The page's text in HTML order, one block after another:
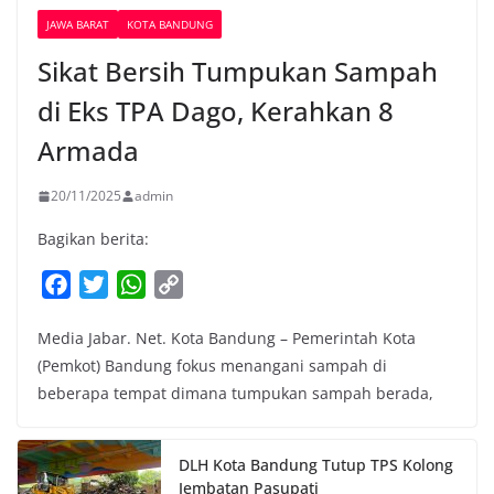
JAWA BARAT KOTA BANDUNG
Sikat Bersih Tumpukan Sampah
di Eks TPA Dago, Kerahkan 8
Armada
20/11/2025 admin
Bagikan berita:
c
e
b
o
k
i
t
t
r
W
a
t
s
p
p
p
y
L
n
k
Media Jabar. Net. Kota Bandung – Pemerintah Kota
(Pemkot) Bandung fokus menangani sampah di
beberapa tempat dimana tumpukan sampah berada,
DLH Kota Bandung Tutup TPS Kolong
Jembatan Pasupati